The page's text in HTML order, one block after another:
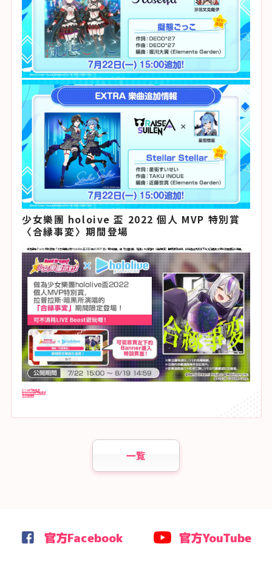
少女樂團 holoive 盃 2022 個人 MVP 特別賞
〈合縁事変〉期間登場
本次連動 Part2 特別實裝「少女樂團派對 hololive 盃 2022 個人 MVP 賞」特別歌曲，由「拉普拉斯．暗黑」所演唱的〈合縁事変〉期間限定登場，可從遊戲內首頁下方入口處進入特別頁面遊玩該樂曲。
iOS 版下載連結
Android 版下載連結
官方粉絲團
一覧
官方Facebook 官方YouTube